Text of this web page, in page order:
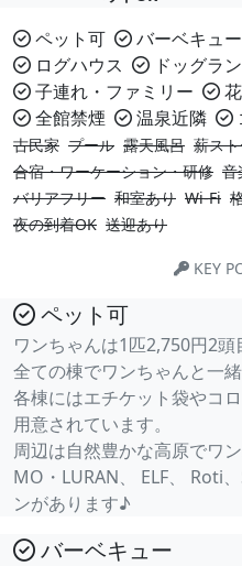
ペット可 バーベキュー
ログハウス
ドッグラン
子連れ・ファミリー
全館禁煙
温泉近隣
古民家 プール 露天風呂 薪ス
合宿・ワーケーション・研修 音
バリアフリー 和室あり Wi-Fi
夜の到着OK 送迎あり
KEY
ペット可
ワンちゃんは1匹2,750円2頭
全ての棟でワンちゃんと一
各棟にはエチケット袋やコ
用意されています。
周辺は自然豊かな高原でワ
MO・LURAN、 ELF、 Roti
ンがあります♪
バーベキュー